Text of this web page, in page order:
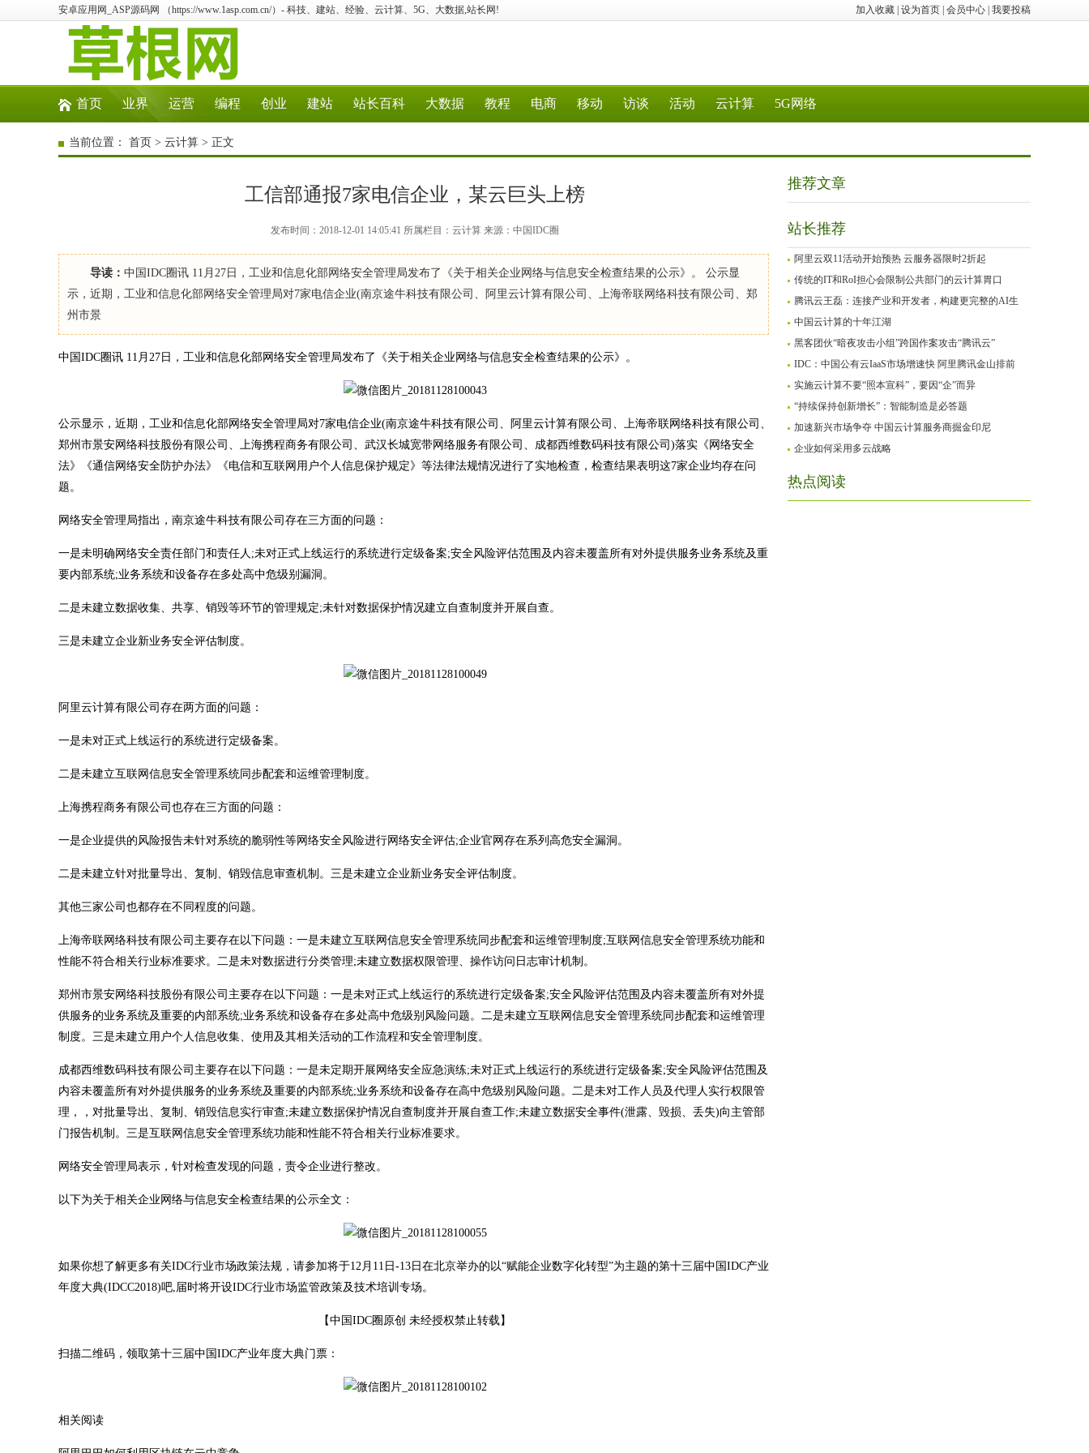
加入收藏 设为首页 会员中心 我要投稿
安卓应用网_ASP源码网 （https://www.1asp.com.cn/）- 科技、建站、经验、云计算、5G、大数据,站长网!
首页 业界 运营 编程 创业 建站 站长百科 大数据 教程 电商 移动 访谈 活动 云计算 5G网络
当前位置： 首页 > 云计算 > 正文
工信部通报7家电信企业，某云巨头上榜
发布时间：2018-12-01 14:05:41 所属栏目：云计算 来源：中国IDC圈
导读： 中国IDC圈讯 11月27日，工业和信息化部网络安全管理局发布了《关于相关企业网络与信息安全检查结果的公示》。 公示显
示，近期，工业和信息化部网络安全管理局对7家电信企业(南京途牛科技有限公司、阿里云计算有限公司、上海帝联网络科技有限公司、郑
州市景
中国IDC圈讯 11月27日，工业和信息化部网络安全管理局发布了《关于相关企业网络与信息安全检查结果的公示》。
公示显示，近期，工业和信息化部网络安全管理局对7家电信企业(南京途牛科技有限公司、阿里云计算有限公司、上海帝联网络科技有限公司、
郑州市景安网络科技股份有限公司、上海携程商务有限公司、武汉长城宽带网络服务有限公司、成都西维数码科技有限公司)落实《网络安全
法》《通信网络安全防护办法》《电信和互联网用户个人信息保护规定》等法律法规情况进行了实地检查，检查结果表明这7家企业均存在问
题。
网络安全管理局指出，南京途牛科技有限公司存在三方面的问题：
一是未明确网络安全责任部门和责任人;未对正式上线运行的系统进行定级备案;安全风险评估范围及内容未覆盖所有对外提供服务业务系统及重
要内部系统;业务系统和设备存在多处高中危级别漏洞。
二是未建立数据收集、共享、销毁等环节的管理规定;未针对数据保护情况建立自查制度并开展自查。
三是未建立企业新业务安全评估制度。
阿里云计算有限公司存在两方面的问题：
一是未对正式上线运行的系统进行定级备案。
二是未建立互联网信息安全管理系统同步配套和运维管理制度。
上海携程商务有限公司也存在三方面的问题：
一是企业提供的风险报告未针对系统的脆弱性等网络安全风险进行网络安全评估;企业官网存在系列高危安全漏洞。
二是未建立针对批量导出、复制、销毁信息审查机制。三是未建立企业新业务安全评估制度。
其他三家公司也都存在不同程度的问题。
上海帝联网络科技有限公司主要存在以下问题：一是未建立互联网信息安全管理系统同步配套和运维管理制度;互联网信息安全管理系统功能和
性能不符合相关行业标准要求。二是未对数据进行分类管理;未建立数据权限管理、操作访问日志审计机制。
郑州市景安网络科技股份有限公司主要存在以下问题：一是未对正式上线运行的系统进行定级备案;安全风险评估范围及内容未覆盖所有对外提
供服务的业务系统及重要的内部系统;业务系统和设备存在多处高中危级别风险问题。二是未建立互联网信息安全管理系统同步配套和运维管理
制度。三是未建立用户个人信息收集、使用及其相关活动的工作流程和安全管理制度。
成都西维数码科技有限公司主要存在以下问题：一是未定期开展网络安全应急演练;未对正式上线运行的系统进行定级备案;安全风险评估范围及
内容未覆盖所有对外提供服务的业务系统及重要的内部系统;业务系统和设备存在高中危级别风险问题。二是未对工作人员及代理人实行权限管
理，，对批量导出、复制、销毁信息实行审查;未建立数据保护情况自查制度并开展自查工作;未建立数据安全事件(泄露、毁损、丢失)向主管部
门报告机制。三是互联网信息安全管理系统功能和性能不符合相关行业标准要求。
网络安全管理局表示，针对检查发现的问题，责令企业进行整改。
以下为关于相关企业网络与信息安全检查结果的公示全文：
如果你想了解更多有关IDC行业市场政策法规，请参加将于12月11日-13日在北京举办的以“赋能企业数字化转型”为主题的第十三届中国IDC产业
年度大典(IDCC2018)吧,届时将开设IDC行业市场监管政策及技术培训专场。
【中国 IDC圈原创 未经授权禁止转载】
扫描二维码，领取第十三届中国IDC产业年度大典门票：
相关阅读
推荐文章
站长推荐
阿里云双11活动开始预热 云服务器限时2折起
传统的IT和RoI担心会限制公共部门的云计算胃口
腾讯云王磊：连接产业和开发者，构建更完整的AI生
中国云计算的十年江湖
黑客团伙“暗夜攻击小组”跨国作案攻击“腾讯云”
IDC：中国公有云IaaS市场增速快 阿里腾讯金山排前
实施云计算不要“照本宣科”，要因“企”而异
“持续保持创新增长”：智能制造是必答题
加速新兴市场争夺 中国云计算服务商掘金印尼
企业如何采用多云战略
热点阅读